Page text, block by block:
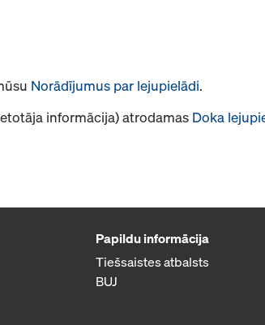
Norādījumus par lejupielādi.
informācija) atrodamas Doka
Papildu informācija
Tiešsaistes atbalsts
BUJ